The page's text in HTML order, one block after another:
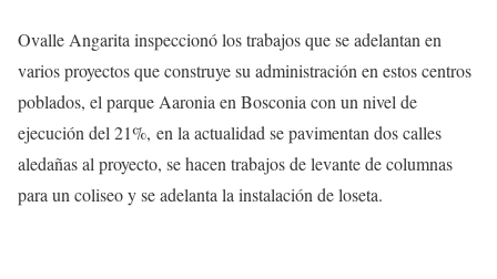
Ovalle Angarita inspeccionó los trabajos que se adelantan en
varios proyectos que construye su administración en estos centros
poblados, el parque Aaronia en Bosconia con un nivel de
ejecución del 21%, en la actualidad se pavimentan dos calles
aledañas al proyecto, se hacen trabajos de levante de columnas
para un coliseo y se adelanta la instalación de loseta.